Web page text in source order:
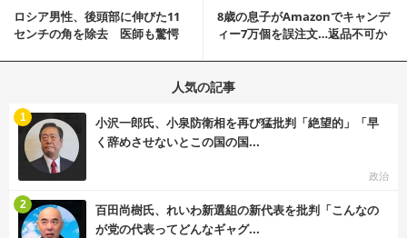
ロシア男性、後頭部に伸びた11
センチの角を除去 医師も驚愕
8歳の息子がAmazonでキャンデ
ィー7万個を誤注文…返品不可か
人気の記事
小沢一郎氏、小泉防衛相を再び猛批判「絶望的」「早
く辞めさせないとこの国の国...
政治
1
百田尚樹氏、れいわ新選組の新代表を批判「こんなの
が党の代表ってどんなギャグ...
2